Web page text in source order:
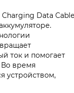
Data
ток и помогает
Во время
устройством,